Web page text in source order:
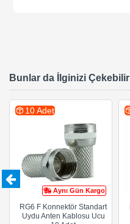
Bunlar da İlginizi Çekebilir
Aynı Gün Kargo
10 Adet
RG6 F Konnektör Standart
Uydu Anten Kablosu Ucu